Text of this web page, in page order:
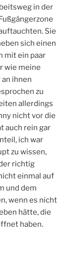
in der
Sie
sich einen
mit ein paar
wie meine
ihnen
zu
allerdings
nicht vor die
auch rein gar
ich war
zu wissen,
richtig
einmal auf
und dem
wenn es nicht
hätte, die
haben.